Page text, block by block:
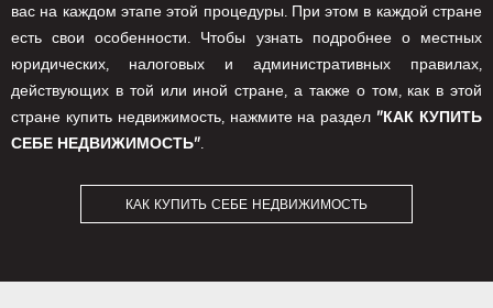
вас на каждом этапе этой процедуры. При этом в каждой стране
есть свои особенности. Чтобы узнать подробнее о местных
юридических, налоговых и административных правилах,
действующих в той или иной стране, а также о том, как в этой
стране купить недвижимость, нажмите на раздел "КАК КУПИТЬ
СЕБЕ НЕДВИЖИМОСТЬ"
КАК КУПИТЬ СЕБЕ НЕДВИЖИМОСТЬ